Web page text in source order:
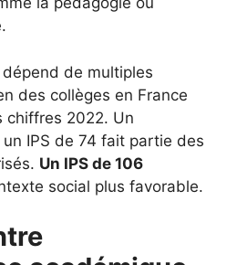
de multiples
des collèges en France
chiffres 2022. Un
IPS de 74 fait partie des
Un IPS de 106
social plus favorable.